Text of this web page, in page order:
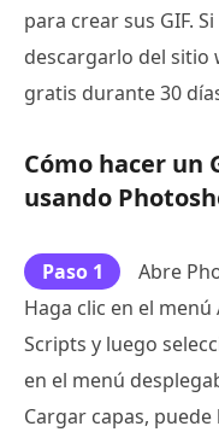
para crear sus GIF.
descargarlo del sitio
gratis durante 30
Cómo hacer un
usando
Paso 1
Abre
Haga clic en el
Scripts y luego
en el menú
Cargar capas,